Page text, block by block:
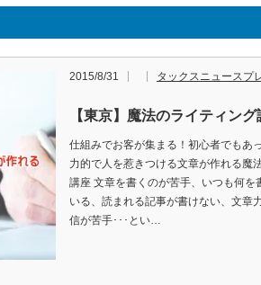
2015/8/31 タックスニュースプ
【東京】魔法のライティング
仕組みでお客が集まる！初心者でもあ
力的で人を惹きつける文章が作れる魔
講座 文章を書くのが苦手、いつも何を
いる、読まれる記事が書けない、文章
信が苦手･･･とい…